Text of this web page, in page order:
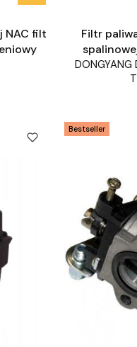
NAC filt
Filtr
DONGYANG
Bestseller